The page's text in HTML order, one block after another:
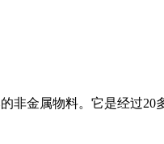
非金属物料。它是经过20